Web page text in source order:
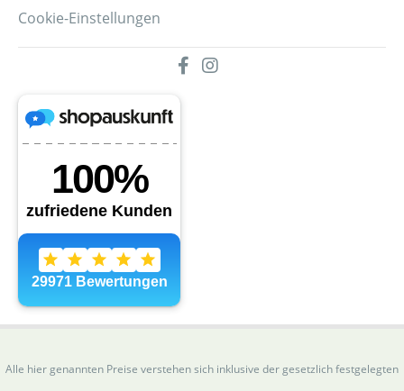
Cookie-Einstellungen
Alle hier genannten Preise verstehen sich inklusive der gesetzlich festgelegten